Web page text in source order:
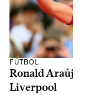
FÚTBOL
Ronald Araújo
Liverpool